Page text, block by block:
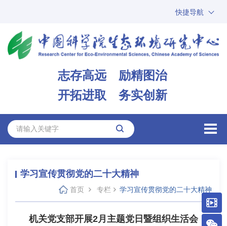
快捷导航
ARP
邮箱
志存高远 励精图治
开拓进取 务实创新
学习宣传贯彻党的二十大精神
首页 专栏 学习宣传贯彻党的二十大精神
机关党支部开展2月主题党日暨组织生活会